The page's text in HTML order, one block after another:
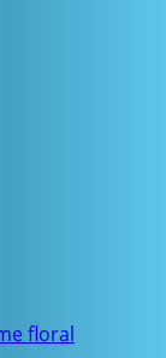
floral